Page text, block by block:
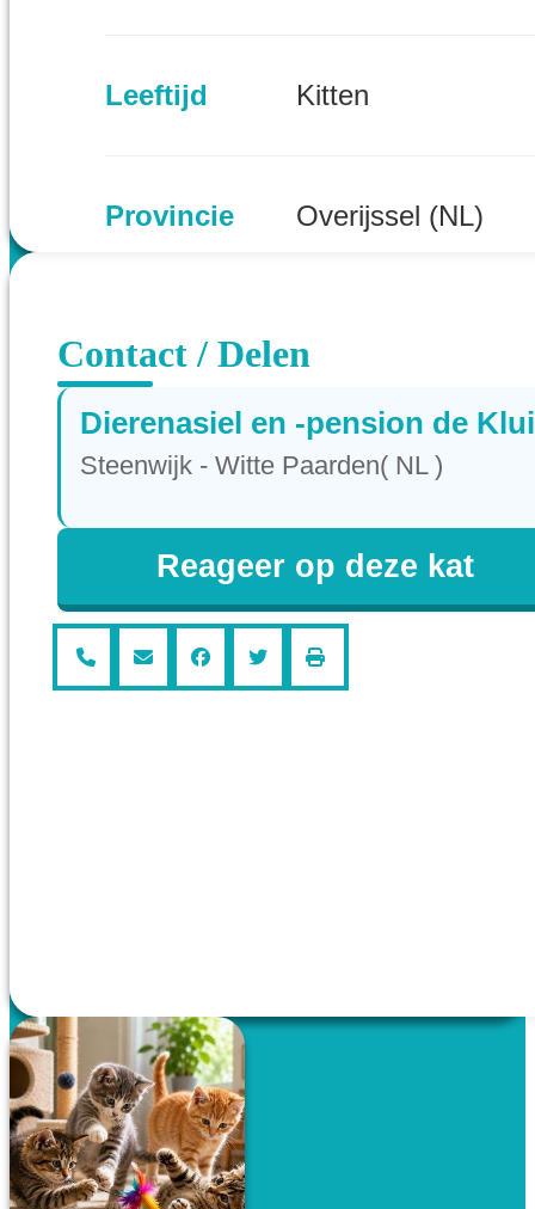
Leeftijd Kitten
Provincie Overijssel (NL)
Contact / Delen
Dierenasiel en -pension de
Steenwijk - Witte Paarden( NL )
Reageer op deze kat